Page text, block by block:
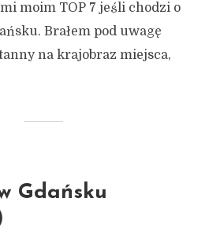
moim TOP 7 jeśli chodzi o
Brałem pod uwagę
na krajobraz miejsca,
Gdańsku